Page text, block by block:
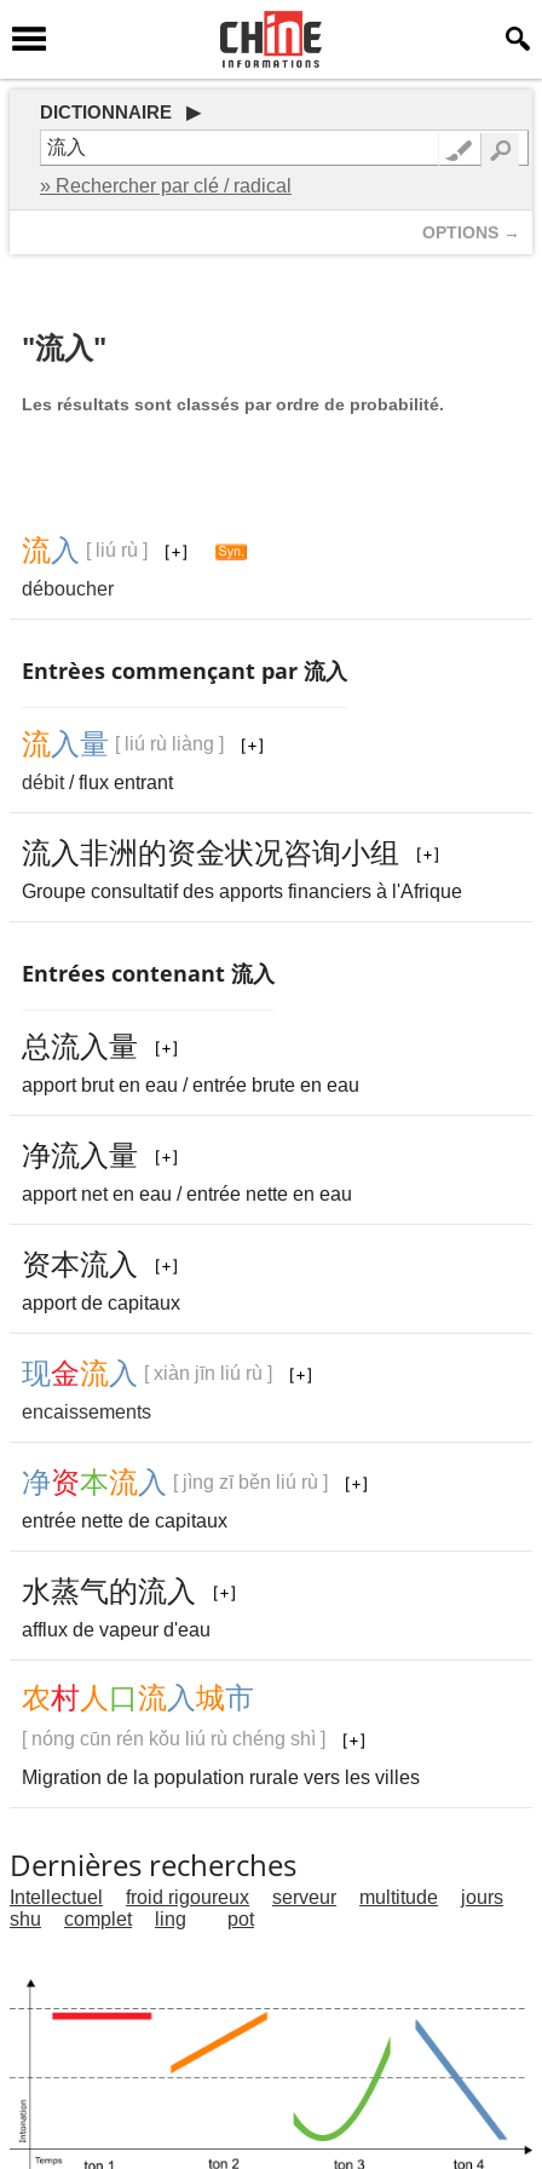
DICTIONNAIRE ▶
» Rechercher par clé / radical
OPTIONS →
"流入"
Les résultats sont classés par ordre de probabilité.
流入
[ liú rù ]
déboucher
Entrèes commençant par 流入
流入量 [ liú rù liàng ]
débit/ flux entrant
流入非洲的资金状况咨询小组
Groupe consultatif des apports financiers à l'Afrique
Entrées contenant 流入
总流入量
apport brut en eau / entrée brute en eau
净流入量
apport net en eau / entrée nette en eau
资本流入
apport de capitaux
现金流入
[ xiàn jīn liú rù ]
encaissements
净资本流入
[ jìng zī běn liú rù ]
entrée nette de capitaux
水蒸气的流入
afflux de vapeur d'eau
农村人 口流入城市
[ nóng cūn rén kǒu liú rù chéng shì ]
Migration de la population rurale vers les villes
Dernières recherches
Intellectuel froid rigoureux serveur multitude
jours
shu
complet ling pot